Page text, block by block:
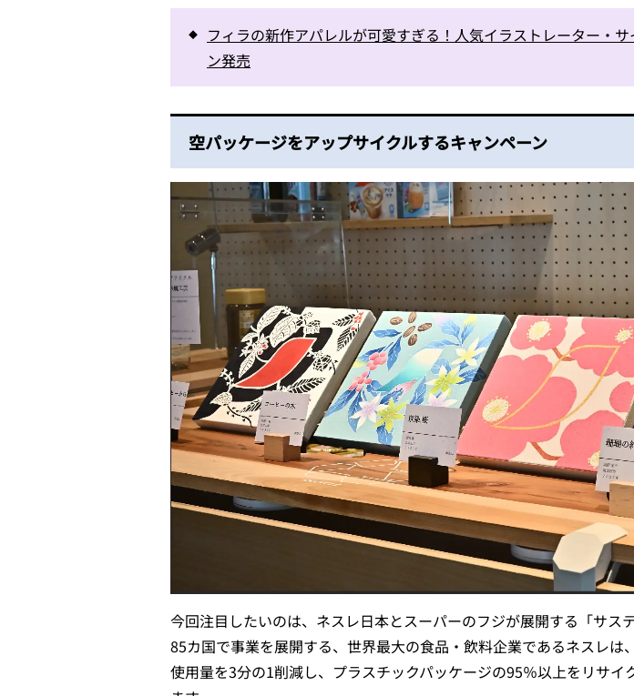
フィラの新作アパレルが可愛すぎる！人気イラストレーター・
ン発売
空パッケージをアップサイクルするキャンペーン
今回注目したいのは、ネスレ日本とスーパーのフジが展開する「サス
85カ国で事業を展開する、世界最大の食品・飲料企業であるネスレは
使用量を3分の1削減し、プラスチックパッケージの95％以上をリサ